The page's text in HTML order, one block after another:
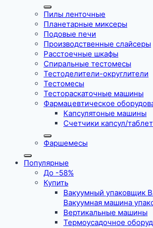
Пилы ленточные
Планетарные миксеры
Подовые печи
Производственные слайсеры
Расстоечные шкафы
Спиральные тестомесы
Тестоделители-округлители
Тестомесы
Тестораскаточные машины
Фармацевтическое
Капсулятоные машины
Счетчики капсул/
Фаршемесы
Популярные
До -58%
Купить
Вакуумный упаковщик
Вакуумная машина
Вертикальные машины
Термоусадочное